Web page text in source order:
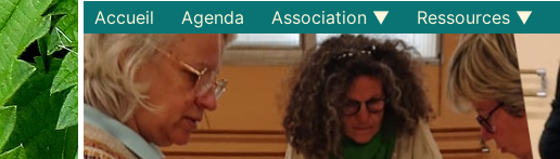
Accueil
Agenda
Association
Qui sommes-nous ?
Statuts et règlements
Adhérer
Documents
Ressources
Savoirs
Matériel
Livres
Recettes